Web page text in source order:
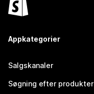
Appkategorier
Salgskanaler
Søgning efter produkter